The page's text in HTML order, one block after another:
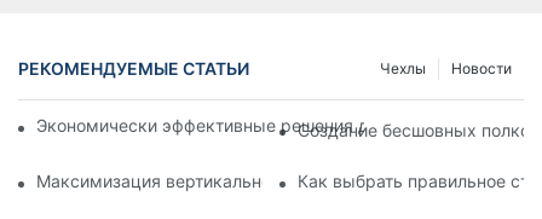
РЕКОМЕНДУЕМЫЕ СТАТЬИ Новости
Чехлы
Экономически эффективные решения для супермаркетов:
Создание бесшовных
Максимизация вертикального пространства с
Как выбрать правильное